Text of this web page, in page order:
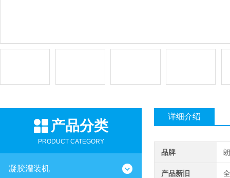
产品分类
PRODUCT CATEGORY
凝胶灌装机
详细介绍
品牌
产品新旧